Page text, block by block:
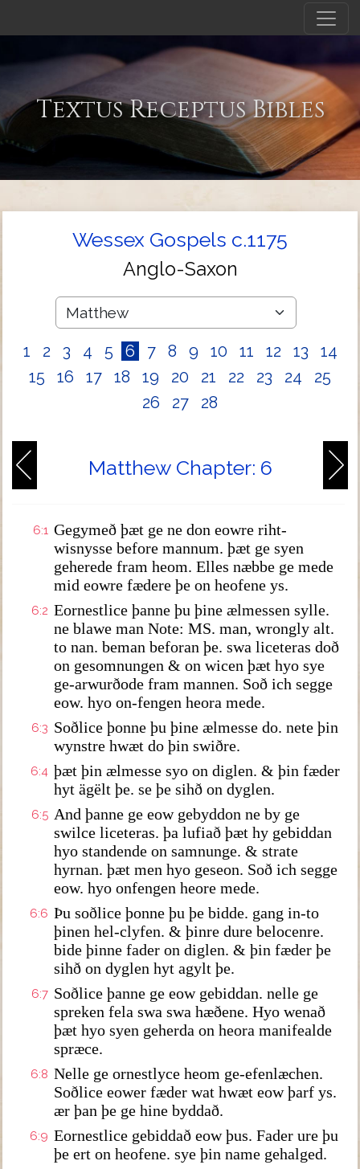
Textus Receptus Bibles
Wessex Gospels c.1175
Anglo-Saxon
1 2 3 4 5 6 7 8 9 10 11 12 13
14
15
16 17 18 19 20 21 22 23 24
25
26
27 28
Matthew Chapter: 6
6:1 Gegymeð þæt ge ne don eowre riht-
wisnysse before mannum. þæt ge syen
geherede fram heom. Elles næbbe ge mede
mid eowre fædere þe on heofene ys.
6:2 Eornestlice þanne þu þine ælmessen sylle.
ne blawe man Note: MS. man, wrongly alt.
to nan. beman beforan þe. swa liceteras doð
on gesomnungen & on wicen þæt hyo sye
ge-arwurðode fram mannen. Soð ich segge
eow. hyo on-fengen heora mede.
6:3 Soðlice þonne þu þine ælmesse do. nete þin
wynstre hwæt do þin swiðre.
6:4 þæt þin ælmesse syo on diglen. & þin fæder
hyt ägëlt þe. se þe sihð on dyglen.
6:5 And þanne ge eow gebyddon ne by ge
swilce liceteras. þa lufiað þæt hy gebiddan
hyo standende on samnunge. & strate
hyrnan. þæt men hyo geseon. Soð ich segge
eow. hyo onfengen heore mede.
6:6 Þu soðlice þonne þu þe bidde. gang in-to
þinen hel-clyfen. & þinre dure belocenre.
bide þinne fader on diglen. & þin fæder þe
sihð on dyglen hyt agylt þe.
6:7 Soðlice þanne ge eow gebiddan. nelle ge
spreken fela swa swa hæðene. Hyo wenað
þæt hyo syen geherda on heora manifealde
spræce.
6:8 Nelle ge ornestlyce heom ge-efenlæchen.
Soðlice eower fæder wat hwæt eow þarf ys.
ær þan þe ge hine byddað.
6:9 Eornestlice gebiddað eow þus. Fader ure þu
þe ert on heofene. sye þin name gehalged.